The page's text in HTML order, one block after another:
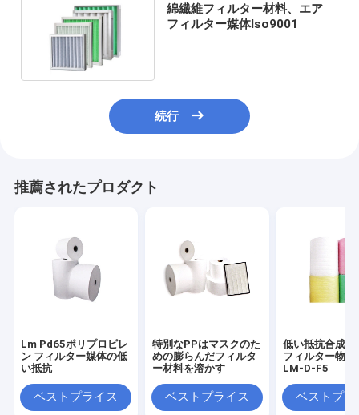
綿繊維フィルター材料、エア
フィルター媒体Iso9001
続行
推薦されたプロダクト
Lm Pd65ポリプロピレ
ン フィルター媒体の低
い抵抗
ベストプライス
特別なPPはマスクのた
めの膨らんだフィルタ
ー材料を溶かす
ベストプライス
低い抵抗合成袋
フィルター物質
LM-D-F5
ベストプラ